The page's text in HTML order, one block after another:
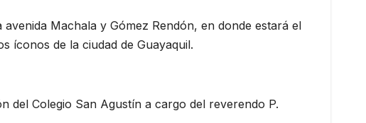
Machala y Gómez Rendón, en donde estará el
íconos de la ciudad de Guayaquil.
del Colegio San Agustín a cargo del reverendo P.